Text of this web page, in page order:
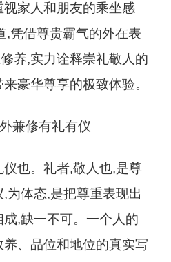
家人和朋友的乘坐感
,凭借尊贵霸气的外在表
养,实力诠释崇礼敬人的
豪华尊享的极致体验。
兼修有礼有仪
也。礼者,敬人也,是尊
为体态,是把尊重表现出
,缺一不可。一个人的
、品位和地位的真实写